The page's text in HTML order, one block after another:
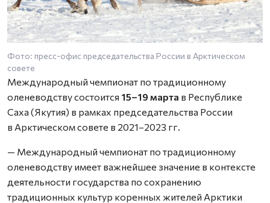
Фото: пресс-офис председательства России в Арктическом
совете
Международный чемпионат по традиционному
оленеводству состоится 15–19 марта в Республике
Саха (Якутия) в рамках председательства России
в Арктическом совете в 2021–2023 гг.
— Международный чемпионат по традиционному
оленеводству имеет важнейшее значение в контексте
деятельности государства по сохранению
традиционных культур коренных жителей Арктики